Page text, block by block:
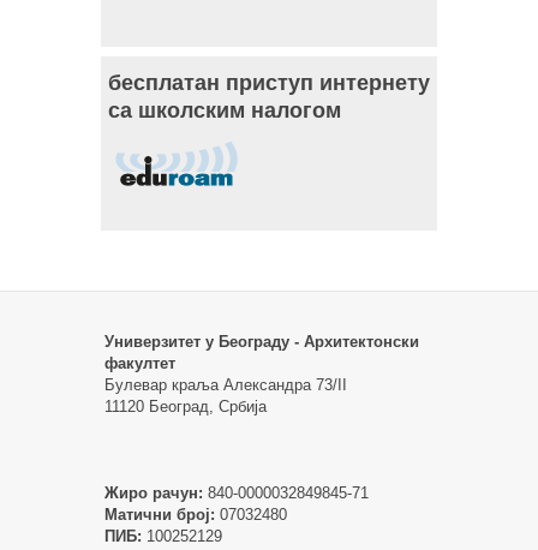
бесплатан приступ интернету
са школским налогом
Универзитет у Београду - Архитектонски
факултет
Булевар краља Александра 73/II
11120 Београд, Србија
Жиро рачун: 840-0000032849845-71
Матични број: 07032480
ПИБ: 100252129